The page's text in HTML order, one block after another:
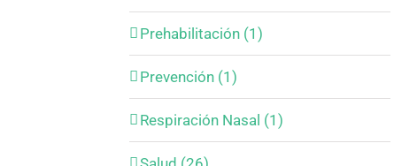
Prehabilitación (1)
Prevención (1)
Respiración Nasal (1)